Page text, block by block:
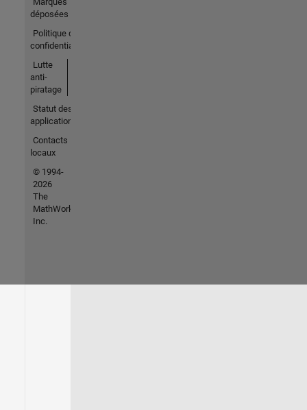
déposées
Politique de
confidentialité
Lutte
anti-
piratage
Statut des
applications
Contacts
locaux
© 1994-
2026
The
MathWorks,
Inc.